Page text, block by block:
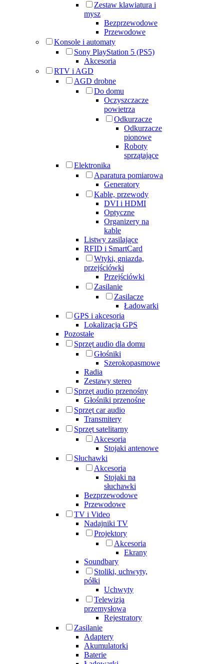
Zestaw klawiatura i
mysz
Bezprzewodowe
Przewodowe
Konsole i automaty
Sony PlayStation 5 (PS5)
Akcesoria
RTV i AGD
AGD drobne
Do domu
Oczyszczacze
powietrza
Odkurzacze
Odkurzacze
pionowe
Roboty
sprzątające
Elektronika
Aparatura pomiarowa
Generatory
Kable, przewody
DVI i HDMI
Optyczne
Organizery na
kable
Listwy zasilające
RFID i SmartCard
Wtyki, gniazda,
przejściówki
Przejściówki
Zasilanie
Zasilacze
Ładowarki
GPS i akcesoria
Lokalizacja GPS
Pozostałe
Sprzęt audio dla domu
Głośniki
Szerokopasmowe
Radia
Zestawy stereo
Sprzęt audio przenośny
Głośniki przenośne
Sprzęt car audio
Transmitery
Sprzęt satelitarny
Akcesoria
Stojaki antenowe
Słuchawki
Akcesoria
Stojaki na
słuchawki
Bezprzewodowe
Przewodowe
TV i Video
Nadajniki TV
Projektory
Akcesoria
Ekrany
Soundbary
Stoliki, uchwyty,
półki
Uchwyty
Telewizja
przemysłowa
Rejestratory
Zasilanie
Adaptery
Akumulatorki
Baterie